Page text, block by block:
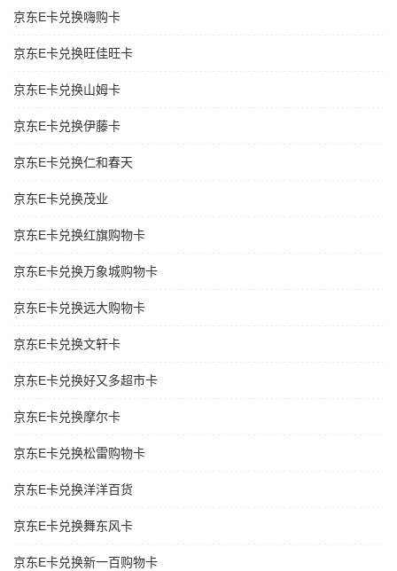
京东E卡兑换嗨购卡
京东E卡兑换旺佳旺卡
京东E卡兑换山姆卡
京东E卡兑换伊藤卡
京东E卡兑换仁和春天
京东E卡兑换茂业
京东E卡兑换红旗购物卡
京东E卡兑换万象城购物卡
京东E卡兑换远大购物卡
京东E卡兑换文轩卡
京东E卡兑换好又多超市卡
京东E卡兑换摩尔卡
京东E卡兑换松雷购物卡
京东E卡兑换洋洋百货
京东E卡兑换舞东风卡
京东E卡兑换新一百购物卡